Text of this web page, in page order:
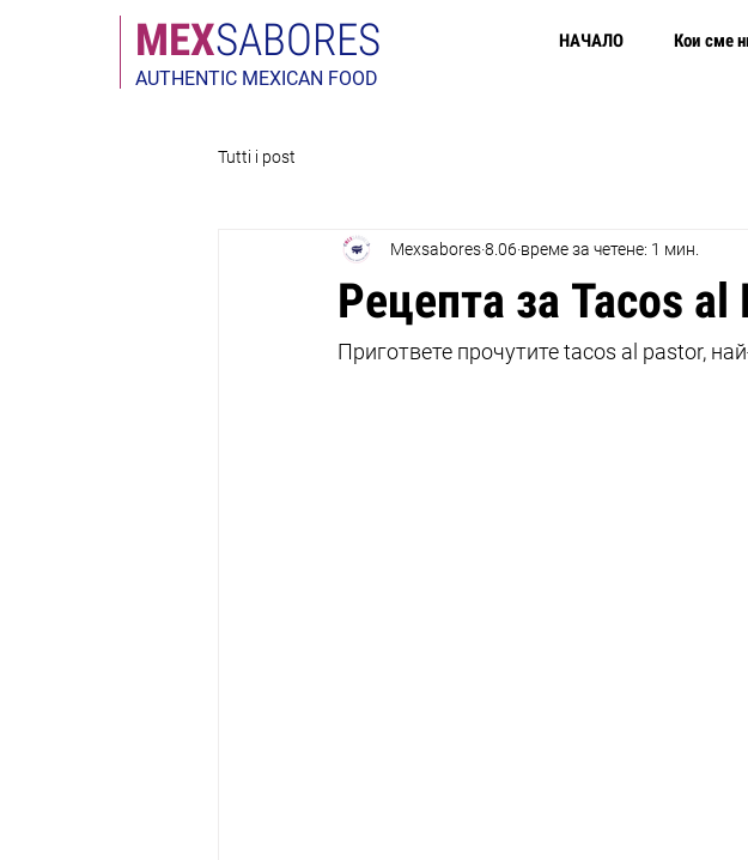
МЕXSABORES
AUTHENTIC MEXICAN FOOD
НАЧАЛО Кои сме
Tutti i post
Рецепта за Tacos al
Mexsabores8.06 време за четене: 1 мин.
Пригответе прочутите tacos al pastor,